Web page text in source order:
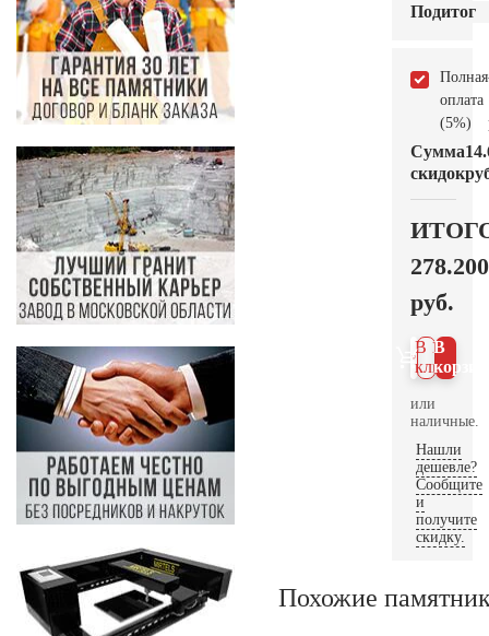
Подитог
Полная
оплата
(5%)
Сумма
скидок
278.200
руб.
В
В 1
клик
или
наличные.
Нашли
дешевле?
Сообщите
и
получите
скидку.
Похожие